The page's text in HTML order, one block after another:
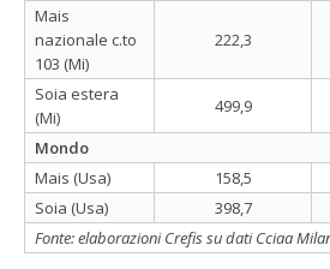
Mais
nazionale c.to
103 (Mi)
222,3
Soia estera
(Mi)
499,9
Mondo
Mais (Usa)
158,5
Soia (Usa)
398,7
Fonte: elaborazioni Crefis su dati Cciaa